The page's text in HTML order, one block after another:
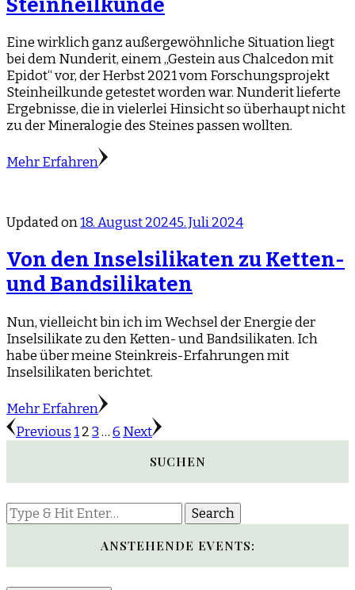
Steinheilkunde
Eine wirklich ganz außergewöhnliche Situation liegt
bei dem Nunderit, einem „Gestein aus Chalcedon mit
Epidot“ vor, der Herbst 2021 vom Forschungsprojekt
Steinheilkunde getestet worden war. Nunderit lieferte
Ergebnisse, die in vielerlei Hinsicht so überhaupt nicht
zu der Mineralogie des Steines passen wollten.
Mehr Erfahren
Updated on18. August 20245. Juli 2024
Von den Inselsilikaten zu Ketten-
und Bandsilikaten
Nun, vielleicht bin ich im Wechsel der Energie der
Inselsilikate zu den Ketten- und Bandsilikaten. Ich
habe über meine Steinkreis-Erfahrungen mit
Inselsilikaten berichtet.
Mehr Erfahren
Seitennummerierung
Beiträge
PreviousPage
1Page
2Page
3… Page
6 Next
SUCHEN
Looking
for
ANSTEHENDE EVENTS: